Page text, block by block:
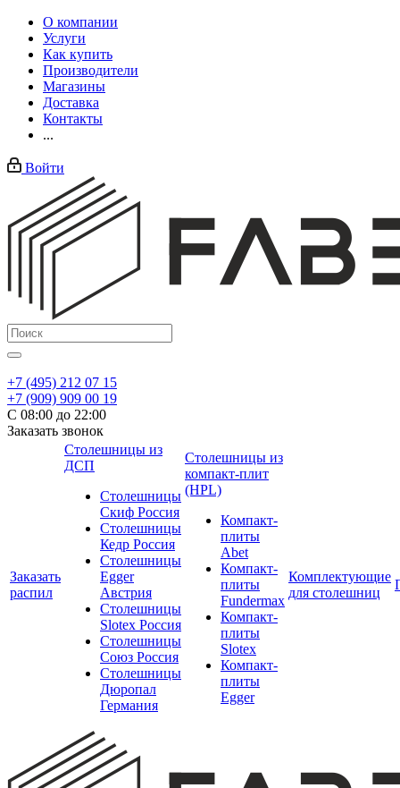
О компании
Услуги
Как купить
Производители
Магазины
Доставка
Контакты
...
Войти
+7 (495) 212 07 15
+7 (909) 909 00 19
С 08:00 до 22:00
Заказать звонок
Заказать
распил
Столешницы из
ДСП
Столешницы
Скиф Россия
Столешницы
Кедр Россия
Столешницы
Egger
Австрия
Столешницы
Slotex Россия
Столешницы
Союз Россия
Столешницы
Дюропал
Германия
Столешницы из
компакт-плит
(HPL)
Компакт-
плиты
Abet
Компакт-
плиты
Fundermax
Компакт-
плиты
Slotex
Компакт-
плиты
Egger
Комплектующие
для столешниц